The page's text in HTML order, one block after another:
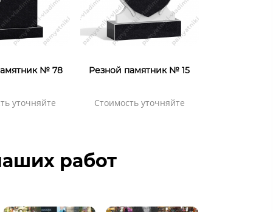
№ 78
уточняйте
Резной памятник № 15
Стоимость уточняйте
работ